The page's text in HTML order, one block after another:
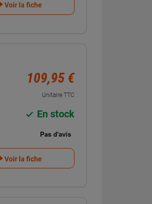
Voir la fiche
109,95 €
Unitaire TTC
En stock
Voir la fiche